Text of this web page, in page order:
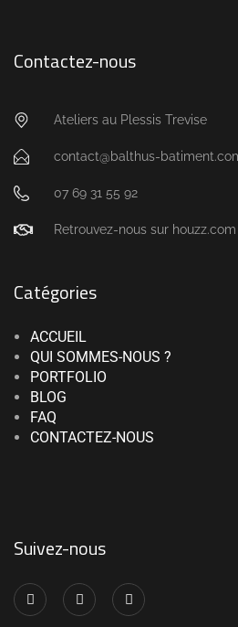
contact@balthus-batiment.com
Retrouvez-nous sur houzz.com
Catégories
ACCUEIL
BLOG
CONTACTEZ-NOUS
Suivez-nous